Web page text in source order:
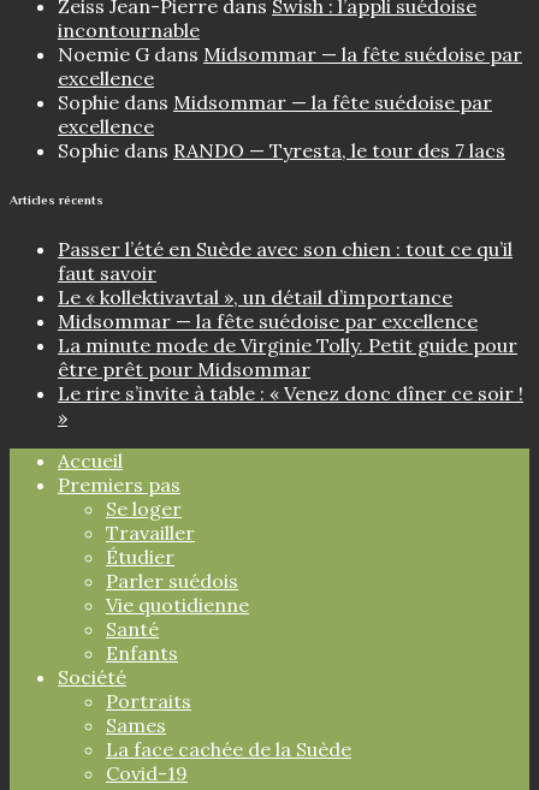
Zeiss Jean-Pierre dans Swish : l’appli suédoise
incontournable
Noemie G dans Midsommar — la fête suédoise par
excellence
Sophie dans Midsommar — la fête suédoise par
excellence
Sophie dans RANDO — Tyresta, le tour des 7 lacs
Articles récents
Passer l’été en Suède avec son chien : tout ce qu’il
faut savoir
Le « kollektivavtal », un détail d’importance
Midsommar — la fête suédoise par excellence
La minute mode de Virginie Tolly. Petit guide pour
être prêt pour Midsommar
Le rire s’invite à table : « Venez donc dîner ce soir !
»
Accueil
Premiers pas
Se loger
Travailler
Étudier
Parler suédois
Vie quotidienne
Santé
Enfants
Société
Portraits
Sames
La face cachée de la Suède
Covid-19